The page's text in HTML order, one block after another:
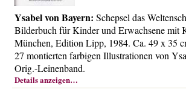
Ysabel von Bayern: Schepsel das
Bilderbuch für Kinder und Erwachsene mit
München, Edition Lipp, 1984. Ca. 49 x 35
27 montierten farbigen Illustrationen von
Orig.-Leinenband.
Details anzeigen…